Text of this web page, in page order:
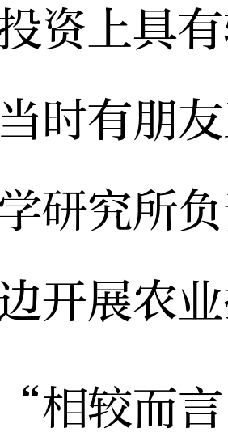
资上具
时有朋
研究所
开展农
较而言